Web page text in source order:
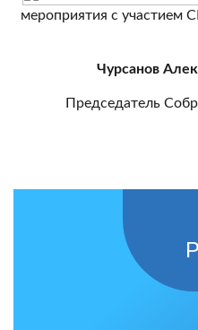
мероприятия с участием
Чурсанов
Председатель